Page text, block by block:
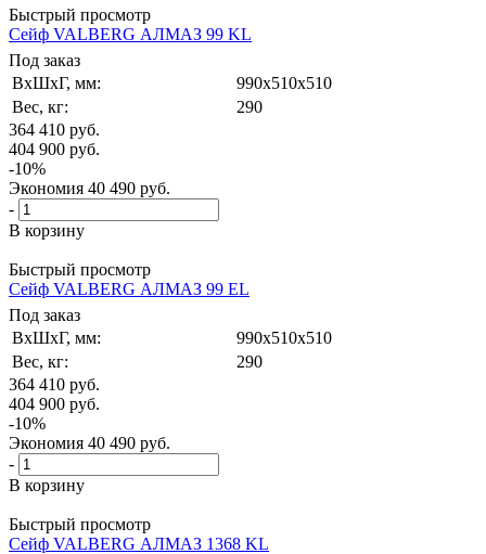
Быстрый просмотр
Сейф VALBERG АЛМАЗ 99 KL
Под заказ
ВxШxГ, мм:
990x510x510
Вес, кг:
290
364 410 руб.
404 900 руб.
-10%
Экономия 40 490 руб.
-
В корзину
Быстрый просмотр
Сейф VALBERG АЛМАЗ 99 EL
Под заказ
ВxШxГ, мм:
990x510x510
Вес, кг:
290
364 410 руб.
404 900 руб.
-10%
Экономия 40 490 руб.
-
В корзину
Быстрый просмотр
Сейф VALBERG АЛМАЗ 1368 KL